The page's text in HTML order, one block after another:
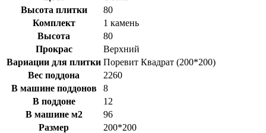
Высота плитки
80
Комплект
1 камень
Высота
80
Прокрас
Верхний
Вариации для плитки Поревит Квадрат (200*200)
Вес поддона
2260
В машине поддонов
8
В поддоне
12
В машине м2
96
Размер
200*200